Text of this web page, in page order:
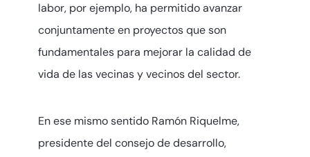
labor, por ejemplo, ha permitido avanzar
conjuntamente en proyectos que son
fundamentales para mejorar la calidad de
vida de las vecinas y vecinos del sector.
En ese mismo sentido Ramón Riquelme,
presidente del consejo de desarrollo,